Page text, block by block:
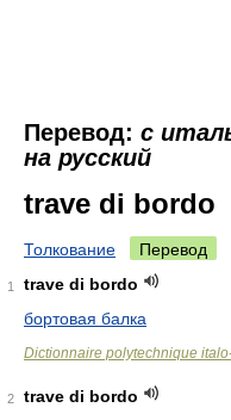
Перевод: с
на русский
trave di bordo
Толкование Перевод
1
trave di bordo
бортовая балка
Dictionnaire polytechnique
2
trave di bordo